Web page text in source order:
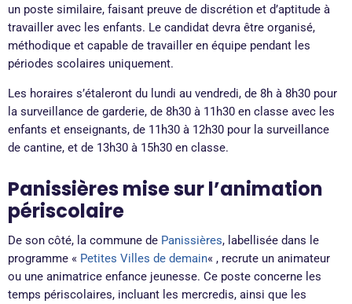
un poste similaire, faisant preuve de discrétion et d’aptitude à
travailler avec les enfants. Le candidat devra être organisé,
méthodique et capable de travailler en équipe pendant les
périodes scolaires uniquement.
Les horaires s’étaleront du lundi au vendredi, de 8h à 8h30 pour
la surveillance de garderie, de 8h30 à 11h30 en classe avec les
enfants et enseignants, de 11h30 à 12h30 pour la surveillance
de cantine, et de 13h30 à 15h30 en classe.
Panissières mise sur l’animation
périscolaire
De son côté, la commune de Panissières, labellisée dans le
programme « Petites Villes de demain« , recrute un animateur
ou une animatrice enfance jeunesse. Ce poste concerne les
temps périscolaires, incluant les mercredis, ainsi que les